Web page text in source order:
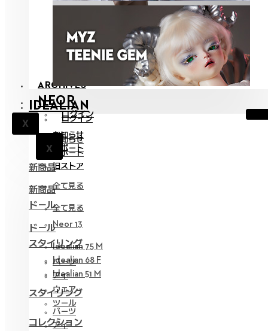
ARCHIVES
X
NEOR
ログイン
X
お知らせ
サポート
新商品
全て見る
ドール
Neor 13
スタイリング
パーツ
アイ
ウェア
ツール
コレクション
IDEALIAN
ログイン
X
お知らせ
サポート
旧ストア
新商品
全て見る
ドール
Idealian 75 M
Idealian 68 F
Idealian 51 M
スタイリング
パーツ
アイ